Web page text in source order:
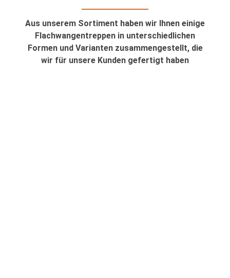
Aus unserem Sortiment haben wir Ihnen einige
Flachwangentreppen in unterschiedlichen
Formen und Varianten zusammengestellt, die
wir für unsere Kunden gefertigt haben